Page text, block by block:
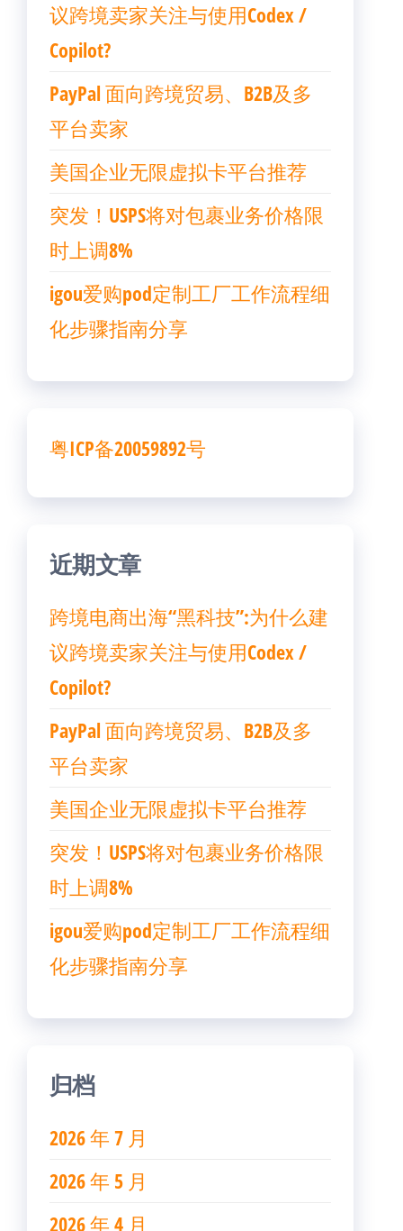
议跨境卖家关注与使用Codex /
Copilot?
PayPal 面向跨境贸易、B2B及多
平台卖家
美国企业无限虚拟卡平台推荐
突发！USPS将对包裹业务价格限
时上调8%
igou爱购pod定制工厂工作流程细
化步骤指南分享
粤ICP备20059892号
近期文章
跨境电商出海“黑科技”:为什么建
议跨境卖家关注与使用Codex /
Copilot?
PayPal 面向跨境贸易、B2B及多
平台卖家
美国企业无限虚拟卡平台推荐
突发！USPS将对包裹业务价格限
时上调8%
igou爱购pod定制工厂工作流程细
化步骤指南分享
归档
2026 年 7 月
2026 年 5 月
2026 年 4 月